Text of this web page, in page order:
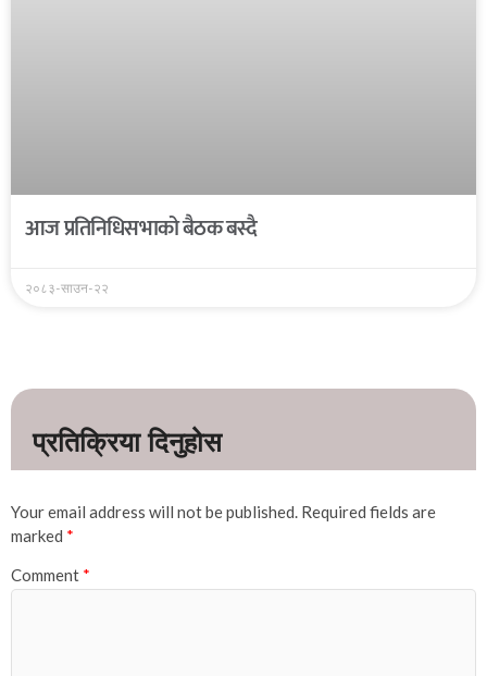
आज प्रतिनिधिसभाको बैठक बस्दै
२०८३-साउन-२२
Your email address will not be published. Required fields are
marked *
Comment *